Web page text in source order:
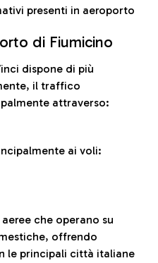
presenti in aeroporto
di Fiumicino
dispone di più
il traffico
attraverso:
ai voli:
che operano su
offrendo
le principali città italiane